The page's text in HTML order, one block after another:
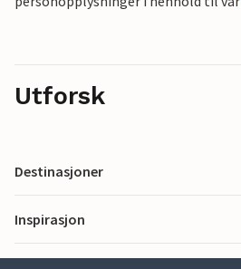
Utforsk
Destinasjoner
Inspirasjon